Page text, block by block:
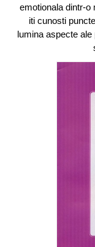
emotionala dintr-o
iti cunosti
lumina aspecte